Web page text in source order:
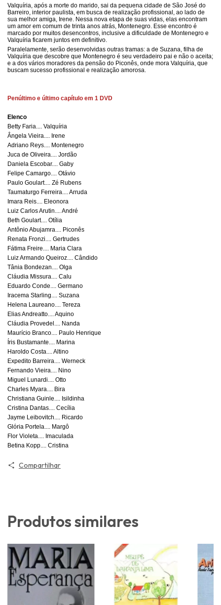
Valquíria, após a morte do marido, sai da pequena cidade de São José do
Barreiro, interior paulista, em busca de realização profissional, ao lado de
sua melhor amiga, Irene. Nessa nova etapa de suas vidas, elas encontram
um amor em comum de trinta anos atrás, Montenegro. Esse encontro é
marcado por muitos desencontros, inclusive a dificuldade de Montenegro e
Valquíria ficarem juntos em definitivo.
Paralelamente, serão desenvolvidas outras tramas: a de Suzana, filha de
Valquíria que descobre que Montenegro é seu verdadeiro pai e não o aceita;
e a dos vários moradores da pensão do Piconês, onde mora Valquíria, que
buscam sucesso profissional e realização amorosa.
Penúltimo e último capítulo em 1 DVD
Elenco
Betty Faria.... Valquíria
Ângela Vieira.... Irene
Adriano Reys.... Montenegro
Juca de Oliveira.... Jordão
Daniela Escobar.... Gaby
Felipe Camargo.... Otávio
Paulo Goulart.... Zé Rubens
Taumaturgo Ferreira.... Arruda
Imara Reis.... Eleonora
Luiz Carlos Arutin.... André
Beth Goulart.... Otília
Antônio Abujamra.... Piconês
Renata Fronzi.... Gertrudes
Fátima Freire.... Maria Clara
Luiz Armando Queiroz.... Cândido
Tânia Bondezan.... Olga
Cláudia Missura.... Calu
Eduardo Conde.... Germano
Iracema Starling.... Suzana
Helena Laureano.... Tereza
Elias Andreatto.... Aquino
Cláudia Provedel.... Nanda
Maurício Branco.... Paulo Henrique
Íris Bustamante.... Marina
Haroldo Costa.... Altino
Expedito Barreira.... Werneck
Fernando Vieira.... Nino
Miguel Lunardi.... Otto
Charles Myara.... Bira
Christiana Guinle.... Isildinha
Cristina Dantas.... Cecília
Jayme Leibovitch.... Ricardo
Glória Portela.... Margô
Flor Violeta.... Imaculada
Betina Kopp.... Cristina
Compartilhar
Produtos similares